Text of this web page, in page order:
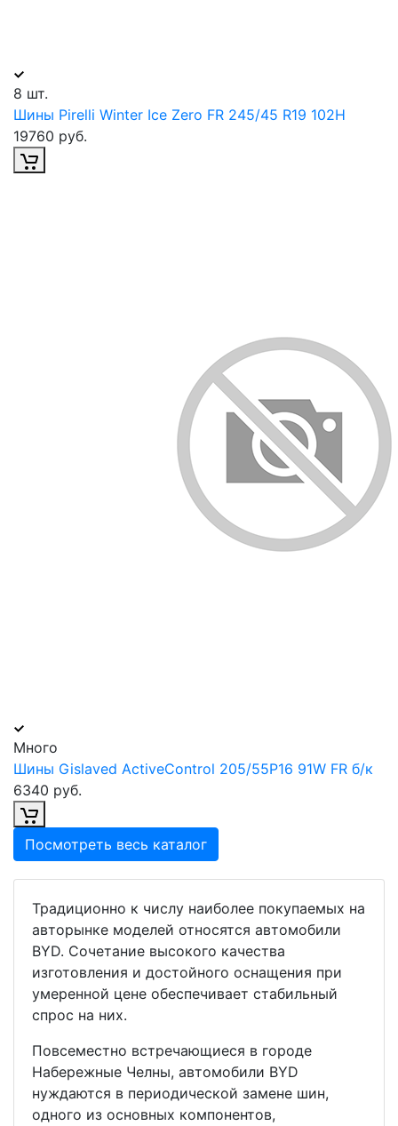
8 шт.
Шины Pirelli Winter Ice Zero FR 245/45 R19 102H
19760 руб.
Много
Шины Gislaved ActiveControl 205/55Р16 91W FR б/к
6340 руб.
Посмотреть весь каталог
Традиционно к числу наиболее покупаемых на
авторынке моделей относятся автомобили
BYD. Сочетание высокого качества
изготовления и достойного оснащения при
умеренной цене обеспечивает стабильный
спрос на них.
Повсеместно встречающиеся в городе
Набережные Челны, автомобили BYD
нуждаются в периодической замене шин,
одного из основных компонентов,